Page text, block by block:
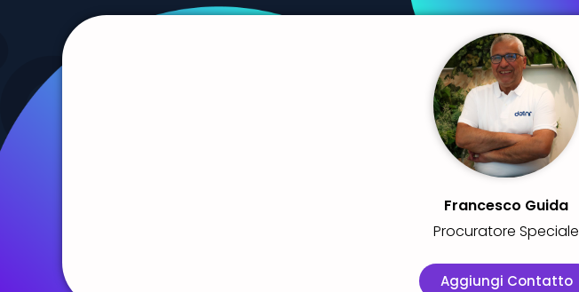
Francesco Guida
Procuratore Speciale
Aggiungi Contatto